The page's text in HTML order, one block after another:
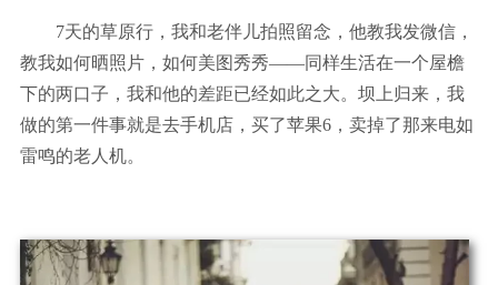
7天的草原行，我和老伴儿拍照留念，他教我发微信，
教我如何晒照片，如何美图秀秀——同样生活在一个屋檐
下的两口子，我和他的差距已经如此之大。坝上归来，我
做的第一件事就是去手机店，买了苹果6，卖掉了那来电如
雷鸣的老人机。